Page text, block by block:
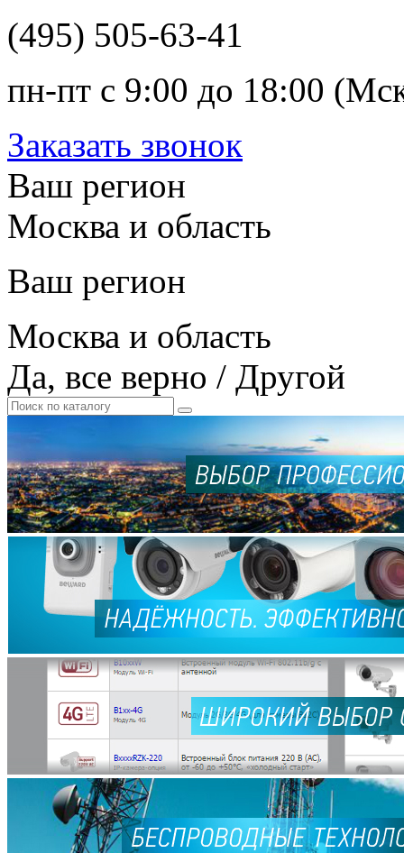
(495) 505-63-41
пн-пт с 9:00 до 18:00
Заказать звонок
Ваш регион
Москва и область
Ваш регион
Москва и область
Да, все верно / Другой